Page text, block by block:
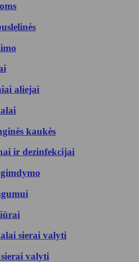
aliejai
kaukės
ir dezinfekcijai
sierai valyti
valyti